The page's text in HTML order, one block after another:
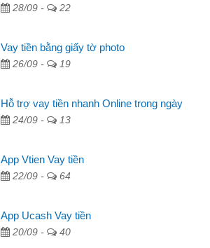
28/09 - 22
Vay tiền bằng giấy tờ photo
26/09 - 19
Hỗ trợ vay tiền nhanh Online trong ngày
24/09 - 13
App Vtien Vay tiền
22/09 - 64
App Ucash Vay tiền
20/09 - 40